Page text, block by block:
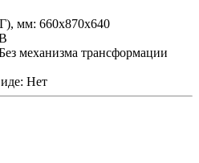
мм: 660х870х640
механизма трансформации
Нет